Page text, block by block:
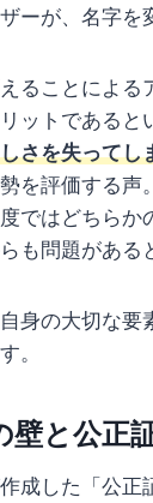
ーが、名字を
ることによる
ットであると
さを失ってし
を評価する声。
ではどちらか
も問題がある
身の大切な要
。
壁と公正
成した「公正